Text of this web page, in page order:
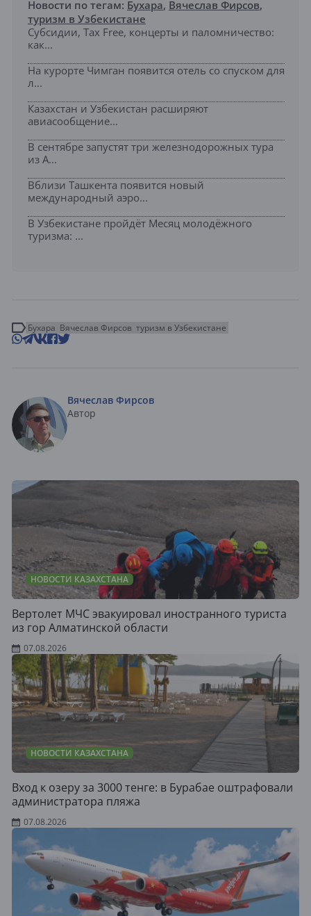
Новости по тегам: Бухара, Вячеслав Фирсов,
туризм в Узбекистане
Субсидии, Tax Free, концерты и паломничество:
как...
На курорте Чимган появится отель со спуском для
л...
Казахстан и Узбекистан расширяют
авиасообщение...
В сентябре запустят три железнодорожных тура
из А...
Вблизи Ташкента появится новый
международный аэро...
В Узбекистане пройдёт Месяц молодёжного
туризма: ...
Бухара Вячеслав Фирсов туризм в Узбекистане
Вячеслав Фирсов
Автор
НОВОСТИ КАЗАХСТАНА
Вертолет МЧС эвакуировал иностранного туриста
из гор Алматинской области
07.08.2026
НОВОСТИ КАЗАХСТАНА
Вход к озеру за 3000 тенге: в Бурабае оштрафовали
администратора пляжа
07.08.2026